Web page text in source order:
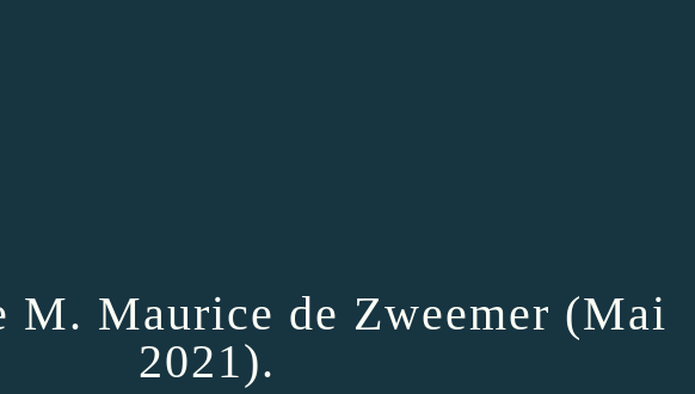
M. Maurice de Zweemer (Mai
2021).